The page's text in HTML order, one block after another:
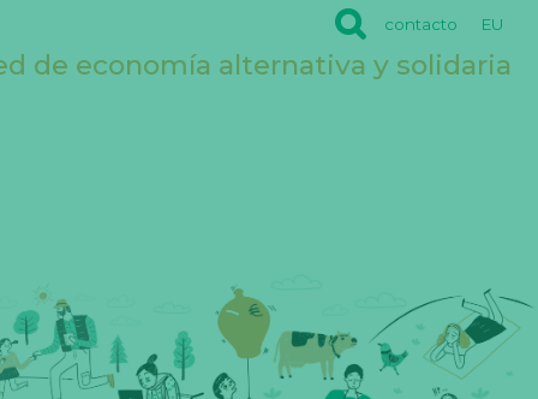
contacto EU
de economía alternativa y solidaria